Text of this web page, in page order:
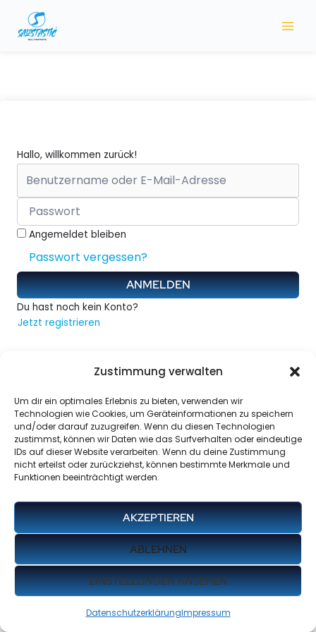
Zustimmung verwalten
Um dir ein optimales Erlebnis zu bieten, verwenden wir
Technologien wie Cookies, um Geräteinformationen zu speichern
und/oder darauf zuzugreifen. Wenn du diesen Technologien
zustimmst, können wir Daten wie das Surfverhalten oder eindeutige
IDs auf dieser Website verarbeiten. Wenn du deine Zustimmung
nicht erteilst oder zurückziehst, können bestimmte Merkmale und
Funktionen beeinträchtigt werden.
AKZEPTIEREN
ABLEHNEN
EINSTELLUNGEN ANSEHEN
DatenschutzerklärungImpressum
Inhalt
springen
Hallo, willkommen zurück!
Angemeldet bleiben
Passwort vergessen?
ANMELDEN
Du hast noch kein Konto?
Jetzt registrieren